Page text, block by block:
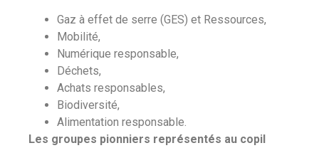
Gaz à effet de serre (GES) et Ressources,
Mobilité,
Numérique responsable,
Déchets,
Achats responsables,
Biodiversité,
Alimentation responsable.
Les groupes pionniers représentés au copil